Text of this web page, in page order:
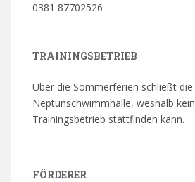
0381 87702526
TRAININGSBETRIEB
Über die Sommerferien schließt die
Neptunschwimmhalle, weshalb
Trainingsbetrieb stattfinden kann.
FÖRDERER